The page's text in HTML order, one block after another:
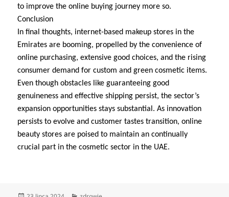
to improve the online buying journey more so.
Conclusion
In final thoughts, internet-based makeup stores in the
Emirates are booming, propelled by the convenience of
online purchasing, extensive good choices, and the rising
consumer demand for custom and green cosmetic items.
Even though obstacles like guaranteeing good
genuineness and effective shipping persist, the sector’s
expansion opportunities stays substantial. As innovation
persists to evolve and customer tastes transition, online
beauty stores are poised to maintain an continually
crucial part in the cosmetic sector in the UAE.